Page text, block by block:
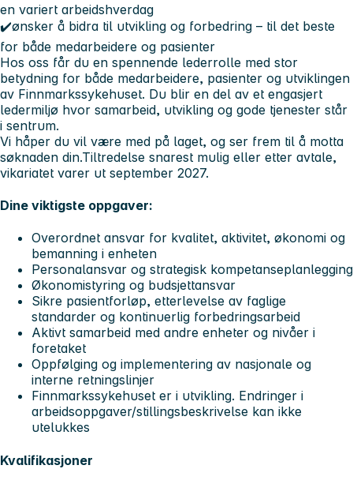
en variert arbeidshverdag
✔️ønsker å bidra til utvikling og forbedring – til det beste
for både medarbeidere og pasienter
Hos oss får du en spennende lederrolle med stor
betydning for både medarbeidere, pasienter og utviklingen
av Finnmarkssykehuset. Du blir en del av et engasjert
ledermiljø hvor samarbeid, utvikling og gode tjenester står
i sentrum.
Vi håper du vil være med på laget, og ser frem til å motta
søknaden din.Tiltredelse snarest mulig eller etter avtale,
vikariatet varer ut september 2027.
Dine viktigste oppgaver:
Overordnet ansvar for kvalitet, aktivitet, økonomi og
bemanning i enheten
Personalansvar og strategisk kompetanseplanlegging
Økonomistyring og budsjettansvar
Sikre pasientforløp, etterlevelse av faglige
standarder og kontinuerlig forbedringsarbeid
Aktivt samarbeid med andre enheter og nivåer i
foretaket
Oppfølging og implementering av nasjonale og
interne retningslinjer
Finnmarkssykehuset er i utvikling. Endringer i
arbeidsoppgaver/stillingsbeskrivelse kan ikke
utelukkes
Kvalifikasjoner